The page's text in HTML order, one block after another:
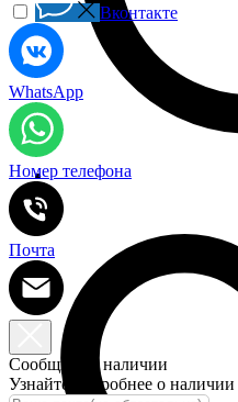
Вконтакте
WhatsApp
Номер телефона
Почта
Сообщить о наличии
Узнайте подробнее о наличии